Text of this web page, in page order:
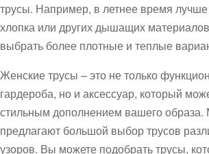
трусы. Например, в летнее время
хлопка или других дышащих
выбрать более плотные и теплые
Женские трусы – это не только
гардероба, но и аксессуар, который
стильным дополнением вашего образа.
предлагают большой выбор трусов
узоров. Вы можете подобрать трусы,